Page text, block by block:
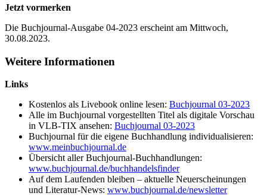
Jetzt vormerken
Die Buchjournal-Ausgabe 04-2023 erscheint am Mittwoch,
30.08.2023.
Weitere Informationen
Links
Kostenlos als Livebook online lesen: Buchjournal 03-2023
Alle im Buchjournal vorgestellten Titel als digitale Vorschau
in VLB-TIX ansehen: Buchjournal 03-2023
Buchjournal für die eigene Buchhandlung individualisieren:
www.meinbuchjournal.de
Übersicht aller Buchjournal-Buchhandlungen:
www.buchjournal.de/buchhandelsfinder
Auf dem Laufenden bleiben – aktuelle Neuerscheinungen
und Literatur-News: www.buchjournal.de/newsletter